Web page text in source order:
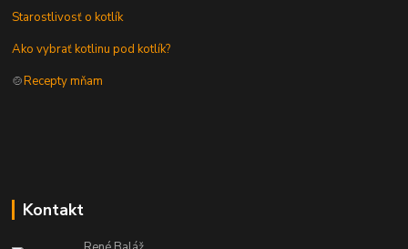
Starostlivosť o kotlík
Ako vybrať kotlinu pod kotlík?
🍲Recepty mňam
Kontakt